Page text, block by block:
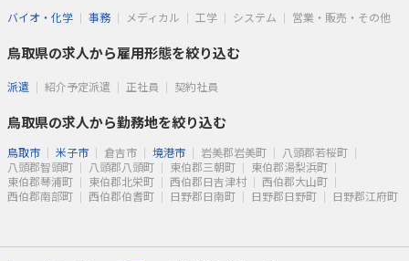
バイオ・化学 事務 メディカル 工学 システム 営業・販売・その他
鳥取県の求人から雇用形態を絞り込む
派遣 紹介予定派遣 正社員 契約社員
鳥取県の求人から勤務地を絞り込む
鳥取市 米子市 倉吉市 境港市 岩美郡岩美町
八頭郡若桜町
八頭郡智頭町
八頭郡八頭町 東伯郡三朝町
東伯郡湯梨浜町
東伯郡琴浦町
東伯郡北栄町 西伯郡日吉津村
西伯郡大山町
西伯郡南部町
西伯郡伯耆町 日野郡日南町 日野郡日野町 日野郡江府町